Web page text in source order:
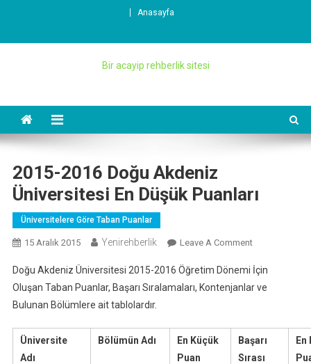
content
Anasayfa
Bir acayip rehberlik sitesi
2015-2016 Doğu Akdeniz
Üniversitesi En Düşük Puanları
Üniversitelere Göre Taban Puanlar
15 Aralık 2015 Yenirehberlik Leave A CommentOn
2016
Doğu
En
Düşük
Doğu Akdeniz Üniversitesi 2015-2016 Öğretim Dönemi İçin
Oluşan Taban Puanlar, Başarı Sıralamaları, Kontenjanlar ve
Bulunan Bölümlere ait tablolardır.
Üniversite
Adı
Bölümün Adı
En Küçük
Puan
Başarı
Sırası
En